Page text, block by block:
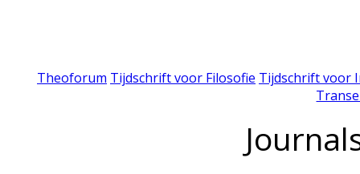
Theoforum Tijdschrift voor Filosofie Tijdschrift voor